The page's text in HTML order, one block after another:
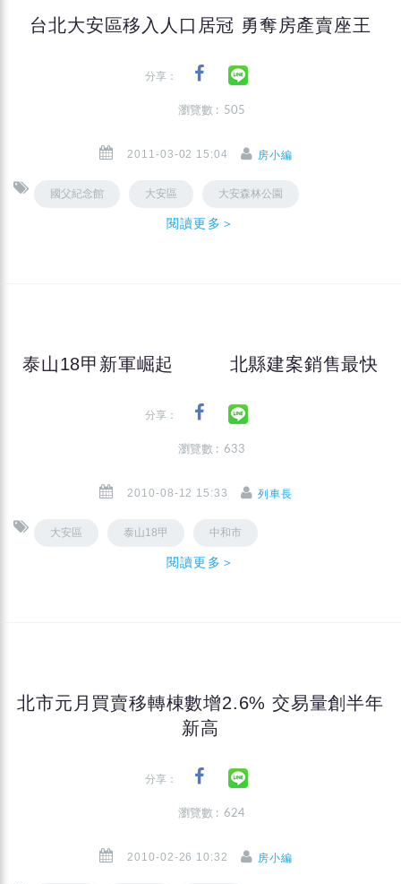
台北大安區移入人口居冠 勇奪房產賣座王
分享：
瀏覽數 : 505
2011-03-02 15:04 房小編
國父紀念館 大安區 大安森林公園
閱讀更多＞
泰山18甲新軍崛起 北縣建案銷售最快
分享：
瀏覽數 : 633
2010-08-12 15:33 列車長
大安區 泰山18甲 中和市
閱讀更多＞
北市元月買賣移轉棟數增2.6% 交易量創半年
新高
分享：
瀏覽數 : 624
2010-02-26 10:32 房小編